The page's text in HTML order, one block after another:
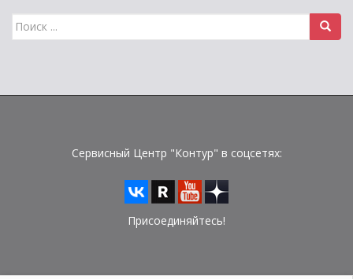
Поиск
для:
Сервисный Центр "Контур" в соцсетях:
Присоединяйтесь!